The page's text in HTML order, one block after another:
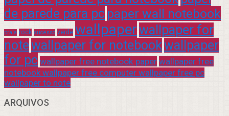
de parede para pc paper wall notebook
praia rock sucesso verde wallpaperwallpaper for
notewallpaper for notebookwallpaper
for pc wallpaper free notebook paper wallpaper free
notebook wallpaper free computer wallpaper free pc
wallpaper to note
ARQUIVOS